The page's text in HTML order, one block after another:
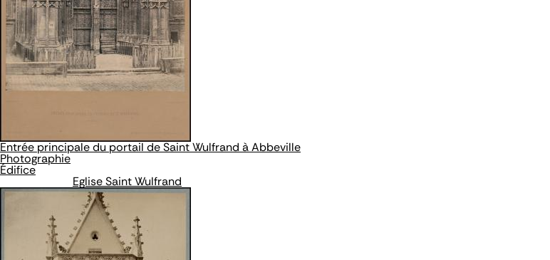
Entrée principale du portail de Saint Wulfrand à Abbeville
Photographie
Édifice
Eglise Saint Wulfrand